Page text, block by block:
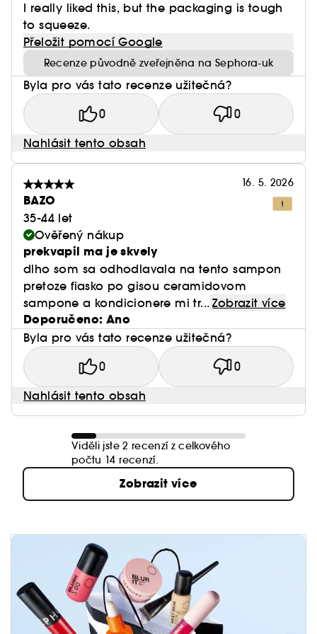
maz.
Řada SEPHORA COLLECTION HYDRATE nabízí
cílené duo:
– SEPHORA COLLECTION 72HR* QUENCHING &
PLUMPING SHAMPOO: čistí, hydratuje a dodává
objem.
– SEPHORA COLLECTION 72HR* QUENCHING &
PLUMPING CONDITIONER: rychle rozčesává,
zjemňuje a zlepšuje pružnost vlákna.
PROKAZATELNÝ ÚČINEK NA VLASY
– Hydratace vlasů: +56 %(1)
– Přebytečný kožní maz: –42 %(2)
– Viditelně hustší vlasy: 100 %(3)
Lesk: +66 %(1)
Klinická studie na 43 osobách po 28 dnech
používání. Klinické hodnocení.
Klinická studie na 43 osobách, po prvním použití.
Přístrojové měření.
Klinická studie na 43 osobách, po prvním použití.
Podíl spokojených.
I really liked this, but the packaging is tough
to squeeze.
Přeložit pomocí Google
Recenze původně zveřejněna na Sephora-uk
Byla pro vás tato recenze užitečná?
0 0
Nahlásit tento obsah
16. 5. 2026
BAZO
35-44 let
Ověřený nákup
prekvapil ma je skvely
dlho som sa odhodlavala na tento sampon
pretoze fiasko po gisou ceramidovom
sampone a kondicionere mi tr... Zobrazit více
Doporučeno: Ano
Byla pro vás tato recenze užitečná?
0 0
Nahlásit tento obsah
Viděli jste 2 recenzí z celkového
počtu 14 recenzí.
Zobrazit více